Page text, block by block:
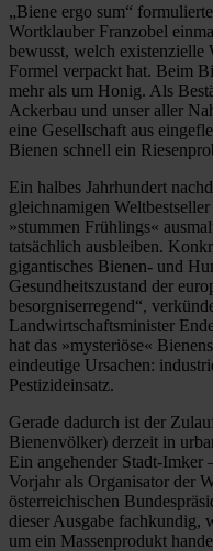
„Biene ergo sum“
Wortklauber Franzobel
bewusst, welch existenzielle
Formel verpackt hat. Beim
mehr als um Honig. Als
Ackerbau und unser aller
eine Gesellschaft aus
Bienen schnell ein
Ein halbes Jahrhundert
gleichnamigen
»stummen Frühlings«
tatsächlich ausbleiben.
gigantisches Bienen- und
Gesundheitszustand der
besorgniserregend“,
Landwirtschaftsminister
hat das »mysteriöse«
eindeutige Ursachen:
Pestizideinsatz.
Gerade dadurch ist der
Bienenvölker) derzeit in
Ein angehender Stadt-Imker
Vorjahr als Organisator der
österreichischen
dieser Ausgabe fachkundig,
um ein Massenprodukt